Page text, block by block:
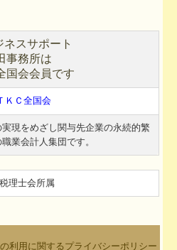
ネスサポート
事務所は
国会会員です
現をめざし関与先企業の永続的繁
業会計人集団です。
理士会所属
利用に関するプライバシーポリシー